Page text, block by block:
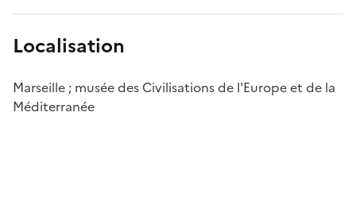
Localisation
Marseille ; musée des Civilisations de l'Europe et de la
Méditerranée